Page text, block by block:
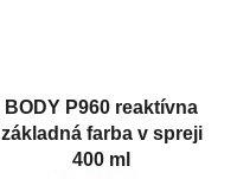
BODY P960 reaktívna
základná farba v spreji
400 ml